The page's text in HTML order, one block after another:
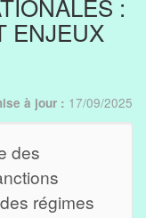
:
ENJEUX
à jour : 17/09/2025
des
régimes